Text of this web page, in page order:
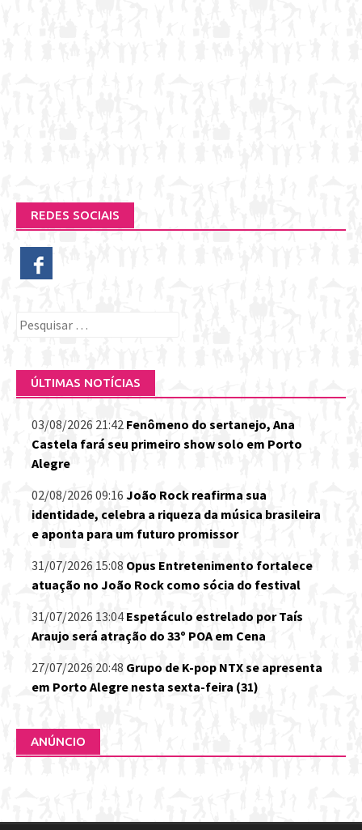
REDES SOCIAIS
Pesquisar
ÚLTIMAS NOTÍCIAS
03/08/2026 21:42 Fenômeno do sertanejo, Ana
Castela fará seu primeiro show solo em Porto
Alegre
02/08/2026 09:16 João Rock reafirma sua
identidade, celebra a riqueza da música brasileira
e aponta para um futuro promissor
31/07/2026 15:08 Opus Entretenimento fortalece
atuação no João Rock como sócia do festival
31/07/2026 13:04 Espetáculo estrelado por Taís
Araujo será atração do 33º POA em Cena
27/07/2026 20:48 Grupo de K-pop NTX se apresenta
em Porto Alegre nesta sexta-feira (31)
ANÚNCIO